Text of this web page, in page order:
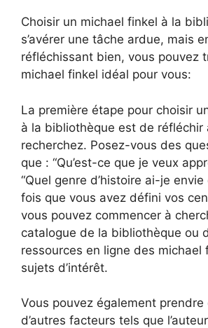
Choisir un michael finkel à la
s’avérer une tâche ardue, mais
réfléchissant bien, vous pouvez
michael finkel idéal pour vous:
La première étape pour choisir
à la bibliothèque est de réfléchir
recherchez. Posez-vous des
que : “Qu’est-ce que je veux
“Quel genre d’histoire ai-je envie
fois que vous avez défini vos
vous pouvez commencer à
catalogue de la bibliothèque ou
ressources en ligne des michael
sujets d’intérêt.
Vous pouvez également prendre
d’autres facteurs tels que